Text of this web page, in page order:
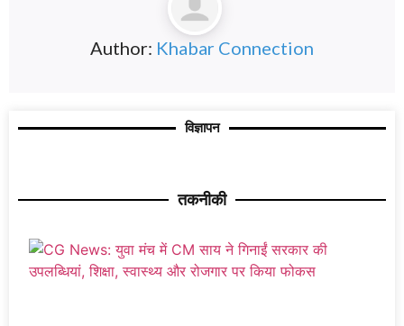
Author: Khabar Connection
विज्ञापन
तकनीकी